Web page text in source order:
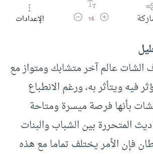
زيادة حجم الخط
16 تقليل حجم الخطالإعدادات
2004غرف الشات عالم آخر متشابك ومتواز مع
فيه ويتأثر به، ورغم الانطباع
بأنها فرصة ميسرة ومتاحة
المتحررة بين الشباب والبنات
فإن الأمر يختلف تماما مع هذه